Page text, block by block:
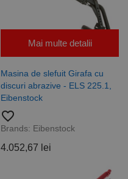
Mai multe detalii
Masina de slefuit Girafa cu
discuri abrazive - ELS 225.1,
Eibenstock
favorite_border
Brands: Eibenstock
4.052,67 lei